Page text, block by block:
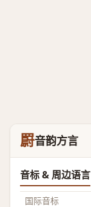
罻音韵方言
音标 & 周边语言
国际音标